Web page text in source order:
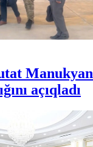
açıqladı